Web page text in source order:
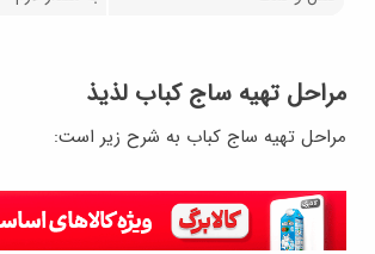
مراحل تهیه ساج کباب لذیذ
مراحل تهیه ساج کباب به شرح زیر است: